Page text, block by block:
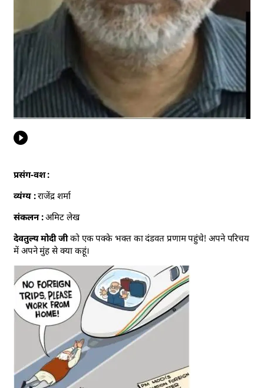
प्रसंग-वश :
व्यंग्य :राजेंद्र शर्मा
संकलन :अमिट लेख
देवतुल्य मोदी जीको एक पक्के भक्त का दंडवत प्रणाम पहुंचे! अपने परिचय
में अपने मुंह से क्या कहूं।